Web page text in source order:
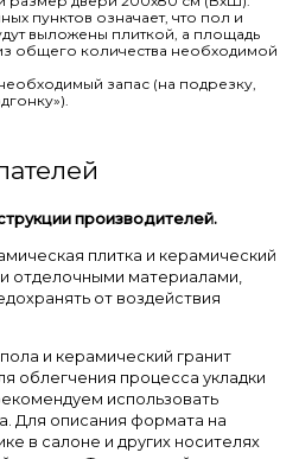
пунктов означает, что пол и
выложены плиткой, а площадь
общего количества необходимой
запас (на подрезку,
производителей.
плитка и керамический
отделочными материалами,
от воздействия
и керамический гранит
облегчения процесса укладки
использовать
Для описания формата на
в салоне и других носителях